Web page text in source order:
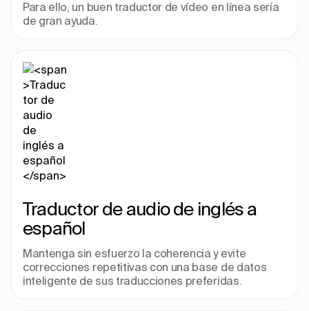
Para ello, un buen traductor de vídeo en línea sería
de gran ayuda.
Traductor de audio de inglés a
español
Mantenga sin esfuerzo la coherencia y evite
correcciones repetitivas con una base de datos
inteligente de sus traducciones preferidas.